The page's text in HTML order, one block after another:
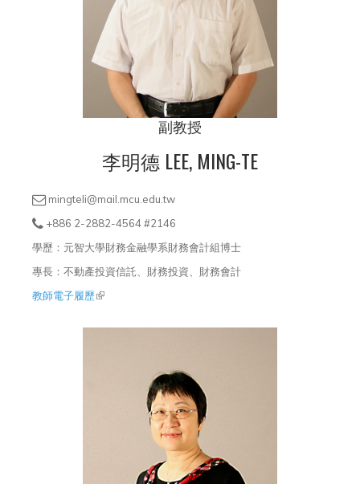
副教授
李明德 LEE, MING-TE
mingteli@mail.mcu.edu.tw
+886 2-2882-4564 #2146
學歷：元智大學財務金融學系財務會計組博士
專長：不動產投資信託、財務投資、財務會計
教師電子履歷(link is external)